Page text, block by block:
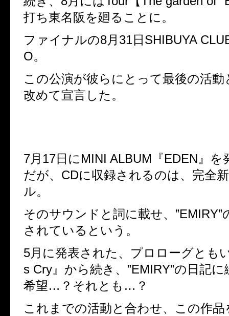
打ち東名阪を廻ることに。
ファイナルの8月31日SHIBUYA
O。
この公演が彼らにとって最後の活
改めて宣言した。
7月17日にMINI ALBUM『EDEN』を
だが、CDに収録されるのは、完全
ル。
そのサウンドと詞に載せ、”EMIRY”
されているという。
5月に発表された、プロローグとも
s Cry』から続き、”EMIRY”の日記
希望…？それとも…？
これまでの活動と合わせ、この作品